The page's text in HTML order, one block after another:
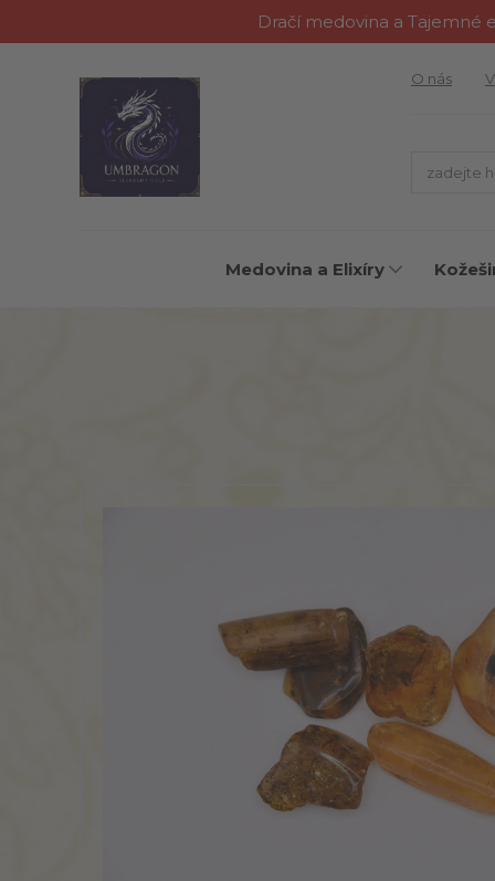
Dračí medovina a Tajemné
O nás
Medovina a Elixíry